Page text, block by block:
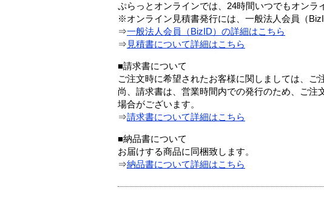
ぷらっとオンラインでは、24時間いつでもオンラ
※オンライン見積書発行には、一般法人会員（
⇒一般法人会員（BizID）の詳細はこちら
⇒ 見積書について詳細はこちら
■請求書について
ご注文時に希望されたお客様に関しましては、ご
尚、請求書は、営業時間内での発行のため、ご
場合がございます。
⇒請求書について詳細はこちら
■納品書について
お届けする商品に同梱致します。
⇒納品書について詳細はこちら